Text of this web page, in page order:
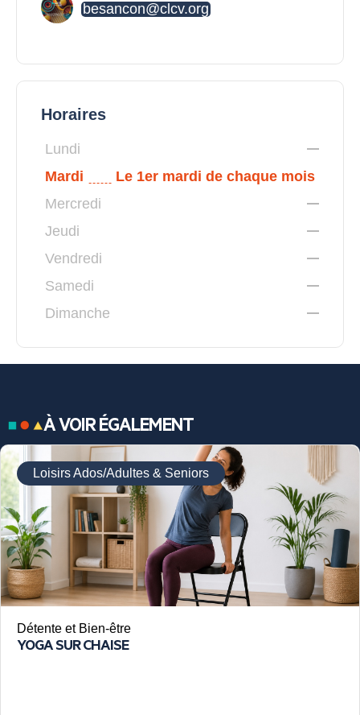
besancon@clcv.org
Horaires
Lundi
Mardi
Le 1er mardi de chaque mois
Mercredi
Jeudi
Vendredi
Samedi
Dimanche
À VOIR ÉGALEMENT
Loisirs Ados/Adultes & Seniors
Détente et Bien-être
YOGA SUR CHAISE